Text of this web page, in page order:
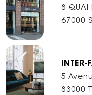
8 QUAI
67000
INTER-
5
83000